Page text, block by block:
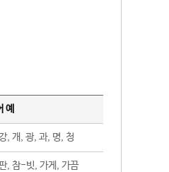
예
, 개, 광, 과, 명, 청
, 참-빗, 가게, 가끔